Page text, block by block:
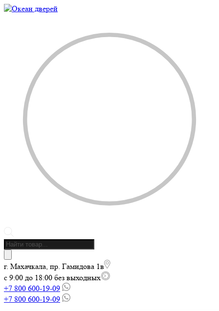
Поиск
товаров
г. Махачкала, пр. Гамидова 1в
с 9:00 до 18:00 без выходных
+7 800 600-19-09
+7 800 600-19-09